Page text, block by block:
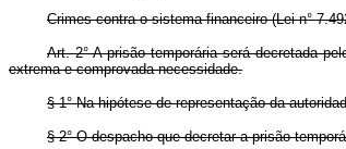
Crimes contra o sistema financeiro (Lei n°
Art. 2° A prisão temporária será decretada
extrema e comprovada necessidade.
§ 1° Na hipótese de representação da
§ 2° O despacho que decretar a prisão